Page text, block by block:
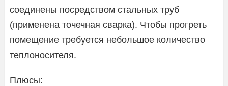
соединены посредством стальных труб
(применена точечная сварка). Чтобы прогреть
помещение требуется небольшое количество
теплоносителя.
Плюсы: